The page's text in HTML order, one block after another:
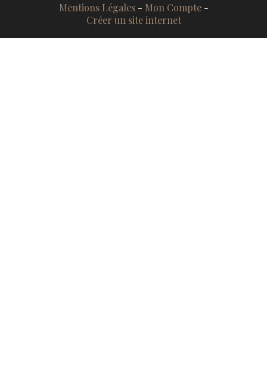
Mentions Légales
Mon Compte
Créer un site internet